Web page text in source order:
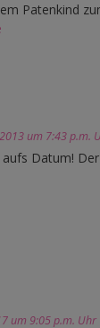
Patenkind
um 7:43 p.m.
aufs Datum!
um 9:05 p.m. Uhr